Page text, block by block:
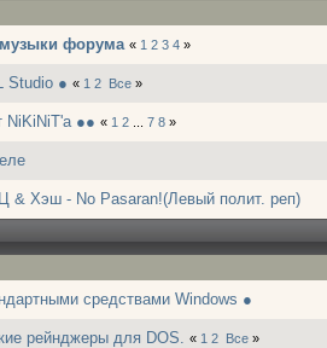
форума « 1 2 3 4 »
Studio ● « 1 2 Все »
NiKiNiT'а ●● « 1 2 7 8 »
& Хэш - No Pasaran!(Левый полит. реп)
средствами Windows ●
рейнджеры для DOS. « 1 2 Все »